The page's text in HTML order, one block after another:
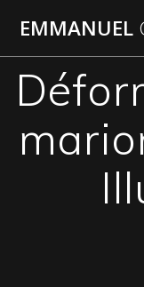
EMMANUEL